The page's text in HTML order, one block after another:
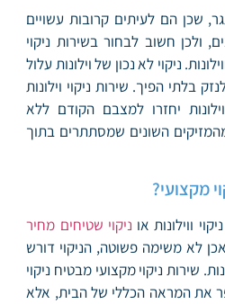
שכן הם לעיתים קרובות עשויים
ולכן חשוב לבחור בשירות ניקוי
ניקוי לא נכון של וילונות עלול
בלתי הפיך. שירות ניקוי וילונות
יחזרו למצבם הקודם ללא
השונים שמסתתרים בתוך
מקצועי?
ווילונות או ניקוי שטיחים מחיר
לא משימה פשוטה, הניקוי דורש
שירות ניקוי מקצועי מבטיח ניקוי
את המראה הכללי של הבית, אלא